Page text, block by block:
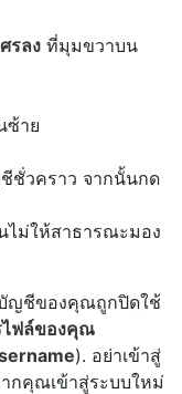
รลง ที่มุมขวาบน
ซ้าย
ชั่วคราว จากนั้นกด
ม่ให้สาธารณะมอง
ญชีของคุณถูกปิดใช้
ไฟล์ของคุณ
). อย่าเข้าสู่
กคุณเข้าสู่ระบบใหม่